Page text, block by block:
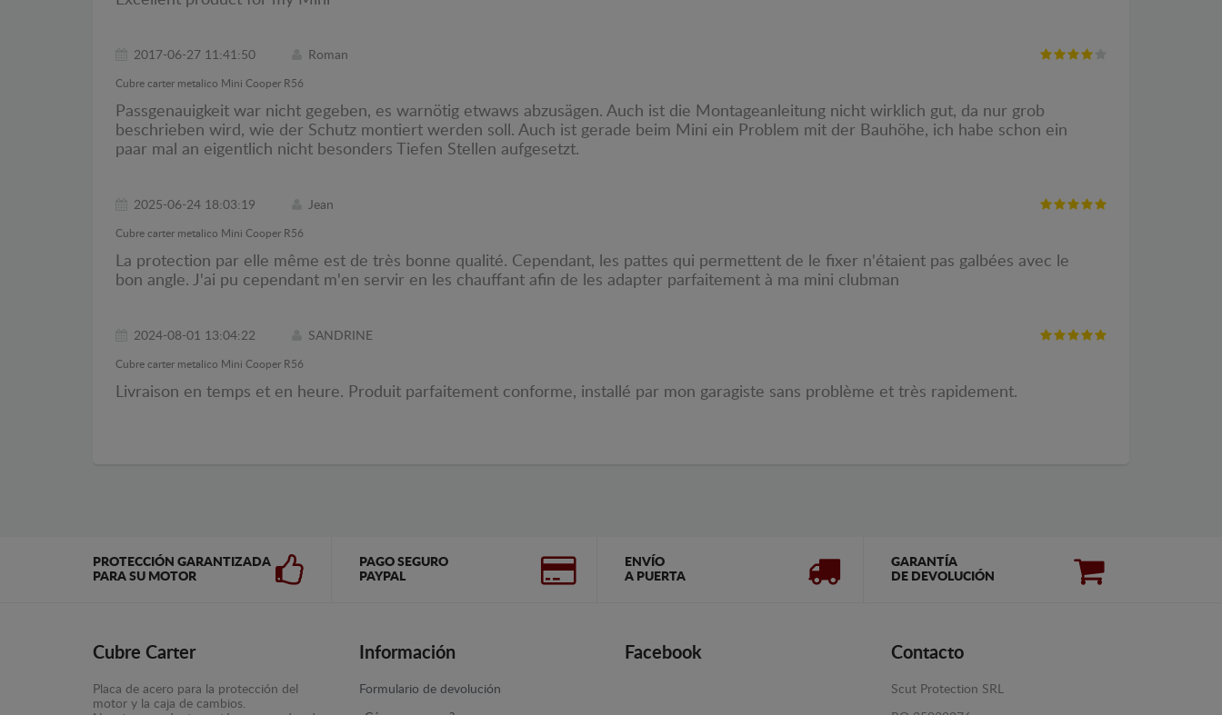
2017-06-27 11:41:50 Roman
Cubre carter metalico Mini Cooper R56
Passgenauigkeit war nicht gegeben, es warnötig etwaws abzusägen. Auch ist die Montageanleitung nicht wirklich gut, da nur grob
beschrieben wird, wie der Schutz montiert werden soll. Auch ist gerade beim Mini ein Problem mit der Bauhöhe, ich habe schon ein
paar mal an eigentlich nicht besonders Tiefen Stellen aufgesetzt.
2025-06-24 18:03:19 Jean
Cubre carter metalico Mini Cooper R56
La protection par elle même est de très bonne qualité. Cependant, les pattes qui permettent de le fixer n'étaient pas galbées avec le
bon angle. J'ai pu cependant m'en servir en les chauffant afin de les adapter parfaitement à ma mini clubman
2024-08-01 13:04:22 SANDRINE
Cubre carter metalico Mini Cooper R56
Livraison en temps et en heure. Produit parfaitement conforme, installé par mon garagiste sans problème et très rapidement.
PROTECCIÓN GARANTIZADA
PARA SU MOTOR
PAGO SEGURO
PAYPAL
ENVÍO
A PUERTA
GARANTÍA
DE DEVOLUCIÓN
Cubre Carter
Placa de acero para la protección del
motor y la caja de cambios.
Información
Formulario de devolución
Facebook Contacto
Scut Protection SRL